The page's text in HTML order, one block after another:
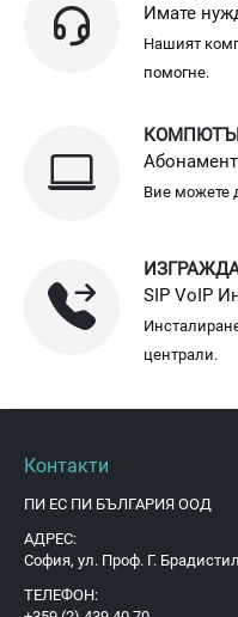
Имате
Нашият
помогне.
Вие можете
SIP VoIP
централи.
Контакти
ПИ ЕС ПИ БЪЛГАРИЯ ООД
АДРЕС:
София, ул. Проф. Г.
ТЕЛЕФОН: